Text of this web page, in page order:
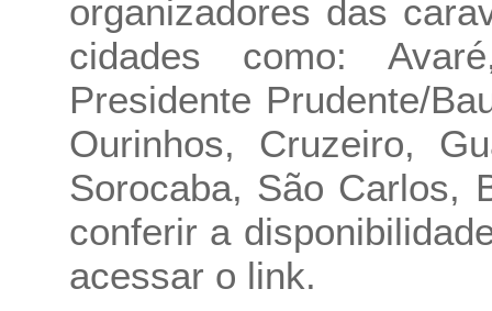
organizadores das
cidades como:
Presidente Prudente/
Ourinhos, Cruzeiro,
Sorocaba, São Carlos,
conferir a
acessar o link.